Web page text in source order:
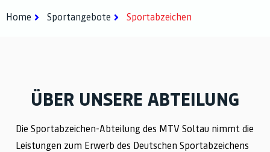
Home Sportangebote Sportabzeichen
ÜBER UNSERE ABTEILUNG
Die Sportabzeichen-Abteilung des MTV Soltau nimmt die
Leistungen zum Erwerb des Deutschen Sportabzeichens